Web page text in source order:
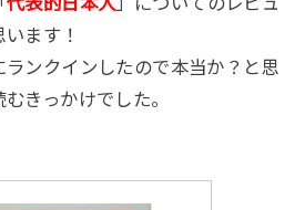
ます！
ンクインしたので本当か？と思
きっかけでした。